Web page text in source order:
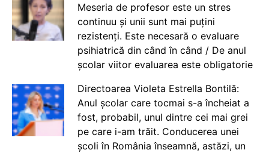
Meseria de profesor este un stres
continuu și unii sunt mai puțini
rezistenți. Este necesară o evaluare
psihiatrică din când în când / De anul
școlar viitor evaluarea este obligatorie
Directoarea Violeta Estrella Bontilă:
Anul școlar care tocmai s-a încheiat a
fost, probabil, unul dintre cei mai grei
pe care i-am trăit. Conducerea unei
școli în România înseamnă, astăzi, un